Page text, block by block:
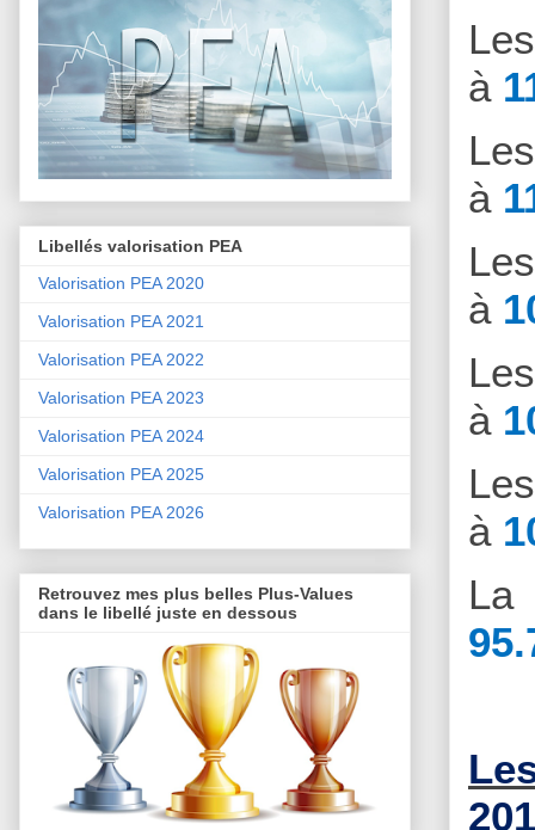
à
à
à
à
à
La
Libellés valorisation PEA
Valorisation PEA 2020
Valorisation PEA 2021
Valorisation PEA 2022
Valorisation PEA 2023
Valorisation PEA 2024
Valorisation PEA 2025
Valorisation PEA 2026
Retrouvez mes plus belles Plus-Values
dans le libellé juste en dessous